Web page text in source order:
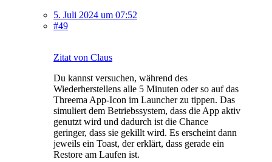
5. Juli 2024 um 07:52
#49
Zitat von Claus
Du kannst versuchen, während des
Wiederherstellens alle 5 Minuten oder so auf das
Threema App-Icon im Launcher zu tippen. Das
simuliert dem Betriebssystem, dass die App aktiv
genutzt wird und dadurch ist die Chance
geringer, dass sie gekillt wird. Es erscheint dann
jeweils ein Toast, der erklärt, dass gerade ein
Restore am Laufen ist.